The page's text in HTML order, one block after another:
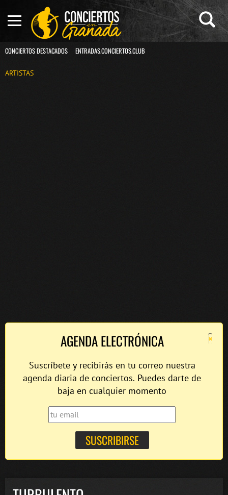
CONCIERTOS DESTACADOS ENTRADAS.CONCIERTOS.CLUB
ARTISTAS
×
AGENDA ELECTRÓNICA
Suscríbete y recibirás en tu correo nuestra
agenda diaria de conciertos. Puedes darte de
baja en cualquier momento